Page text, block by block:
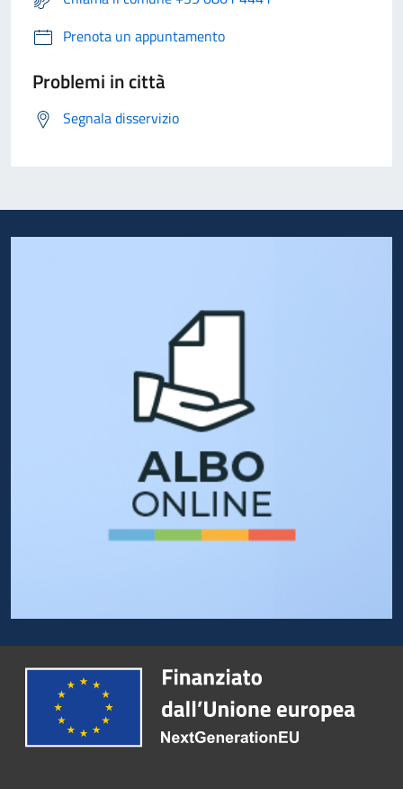
Prenota un appuntamento
Problemi in città
Segnala disservizio